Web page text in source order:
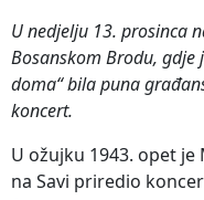
U nedjelju 13. prosinca
Bosanskom Brodu, gdje
doma“ bila puna
koncert.
U ožujku 1943. opet je
na Savi priredio